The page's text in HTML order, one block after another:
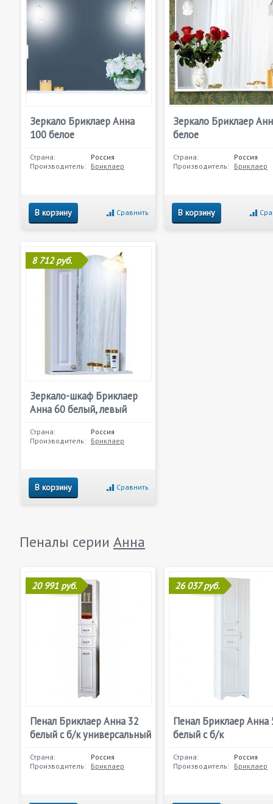
Зеркало Бриклаер Анна
100 белое
Страна:
Россия
Производитель: Бриклаер
В корзину Сравнить
Зеркало Бриклаер
белое
Страна:
Россия
Производитель: Бриклаер
В корзину
8 712 руб.
Зеркало-шкаф Бриклаер
Анна 60 белый, левый
Страна:
Россия
Производитель: Бриклаер
В корзину Сравнить
Пеналы серии Анна
20 991 руб.
Пенал Бриклаер Анна 32
белый с б/к универсальный
Страна:
Россия
Производитель: Бриклаер
26 037 руб.
Пенал Бриклаер Анна
белый с б/к
Страна:
Россия
Производитель: Бриклаер